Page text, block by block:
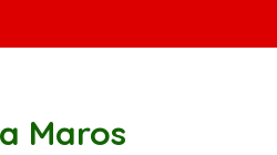
Maros